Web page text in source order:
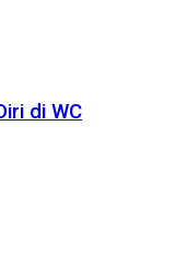
di WC